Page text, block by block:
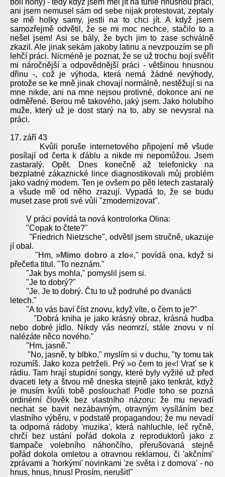
ani jsem nemusel sám od sebe nijak protestovat, zeptaly
se mě holky samy, jestli na to chci jít. A když jsem
samozřejmě odvětil, že se mi moc nechce, stačilo to a
nešel jsem! Asi se bály, že bych jim to zase schválně
zkazil. Ale jinak sekám jakoby latinu a nevzpouzím se při
lehčí práci. Nicméně je poznat, že se už trochu bojí svěřit
mi náročnější a odpovědnější práci - většinou hnusnou
dřinu -, což je výhoda, která nemá žádné nevýhody,
protože se ke mně jinak chovají normálně, nestěžují si na
mne nikde, ani na mne nejsou protivné, dokonce ani ne
odměřené. Berou mě takového, jaký jsem. Jako holubího
muže, který už je dost starý na to, aby se nevysral na
práci.
17. září 43
Kvůli poruše internetového připojení mě všude
posílají od čerta k ďáblu a nikde mi nepomůžou. Jsem
zastaralý. Opět. Dnes konečně až telefonicky na
bezplatné zákaznické lince diagnostikovali můj problém
jako vadný modem. Ten je ovšem po pěti letech zastaralý
a všude mě od něho zrazují. Vypadá to, že se budu
muset zase proti své vůli "zmodernizovat".
V práci povídá ta nová kontrolorka Olina:
"Copak to čtete?"
"Friedrich Nietzsche", odvětil jsem stručně, ukazuje
jí obal.
"Hm, »Mimo dobro a zlo«," povídá ona, když si
přečetla titul. "To neznám."
"Jak bys mohla," pomyslil jsem si.
"Je to dobrý?"
"Je. Je to dobrý. Čtu to už podruhé po dvanácti
letech."
"A to vás baví číst znovu, když víte, o čem to je?"
"Dobrá kniha je jako krásný obraz, krásná hudba
nebo dobré jídlo. Nikdy vás neomrzí, stále znovu v ní
nalézáte něco nového."
"Hm, jasně."
"No, jasně, ty blbko," myslím si v duchu, "ty tomu tak
rozumíš. Jako koza petrželi. Prý »o čem to je«! Vrať se k
rádiu. Tam hrají stupidní songy, které byly vyžilé už před
dvaceti lety a štvou mě dneska stejně jako tenkrát, když
je musím kvůli tobě poslouchat! Podle toho se pozná
ordinérní člověk bez vlastního názoru: že mu nevadí
nechat se bavit nezábavným, otravným vysíláním bez
vlastního výběru, v podstatě propagandou; že mu nevadí
ta odporná rádoby 'muzika', která nahluchle, leč ryčně,
chrčí bez ustání pořád dokola z reproduktorů jako z
tlampače volebního náhončího, přerušovaná stejně
pořád dokola omletou a otravnou reklamou, či 'akčními'
zprávami a 'horkými' novinkami 'ze světa i z domova' - no
hnus, hnus, hnus! Prosím, nerušit!"